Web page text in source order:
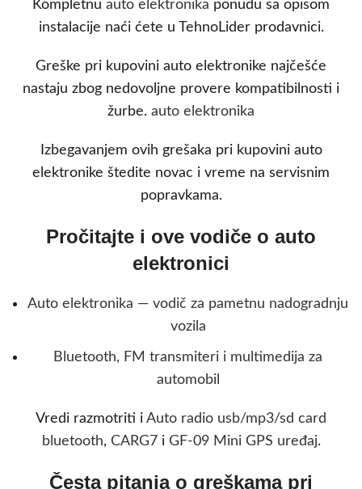
Kompletnu auto elektronika ponudu sa opisom
instalacije naći ćete u TehnoLider prodavnici.
Greške pri kupovini auto elektronike najčešće
nastaju zbog nedovoljne provere kompatibilnosti i
žurbe. auto elektronika
Izbegavanjem ovih grešaka pri kupovini auto
elektronike štedite novac i vreme na servisnim
popravkama.
Pročitajte i ove vodiče o auto
elektronici
Auto elektronika — vodič za pametnu nadogradnju
vozila
Bluetooth, FM transmiteri i multimedija za
automobil
Vredi razmotriti i Auto radio usb/mp3/sd card
bluetooth, CARG7 i GF-09 Mini GPS uređaj.
Česta pitanja o greškama pri